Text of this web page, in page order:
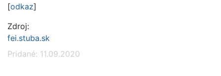
[odkaz]
Zdroj:
fei.stuba.sk
Pridané: 11.09.2020